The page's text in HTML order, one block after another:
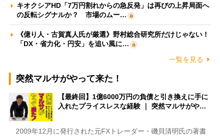
キオクシアHD「7万円割れからの急反発」は再びの上昇局面へ
の反転シグナルか？ 市場のムー…
《億り人・古賀真人氏が厳選》野村総合研究所だけじゃない！
「DX・省力化・円安」を追い風に…
一覧を見る
突然マルサがやって来た！
【最終回】1億6000万円の負債と引き換えに手に
入れたプライスレスな経験 ｜ 突然マルサがや…
2009年12月に発行された元FXトレーダー・磯貝清明氏の著書